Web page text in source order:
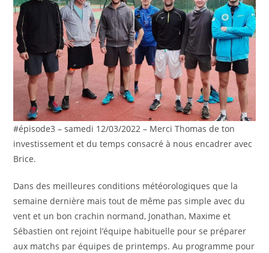
#épisode3 – samedi 12/03/2022 – Merci Thomas de ton
investissement et du temps consacré à nous encadrer avec
Brice.
Dans des meilleures conditions météorologiques que la
semaine dernière mais tout de même pas simple avec du
vent et un bon crachin normand, Jonathan, Maxime et
Sébastien ont rejoint l’équipe habituelle pour se préparer
aux matchs par équipes de printemps. Au programme pour